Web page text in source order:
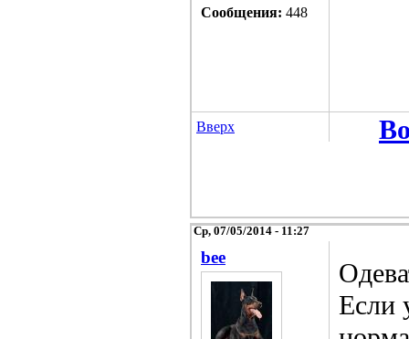
Сообщения: 448
Вверх
Ср, 07/05/2014 - 11:27
bee
Если